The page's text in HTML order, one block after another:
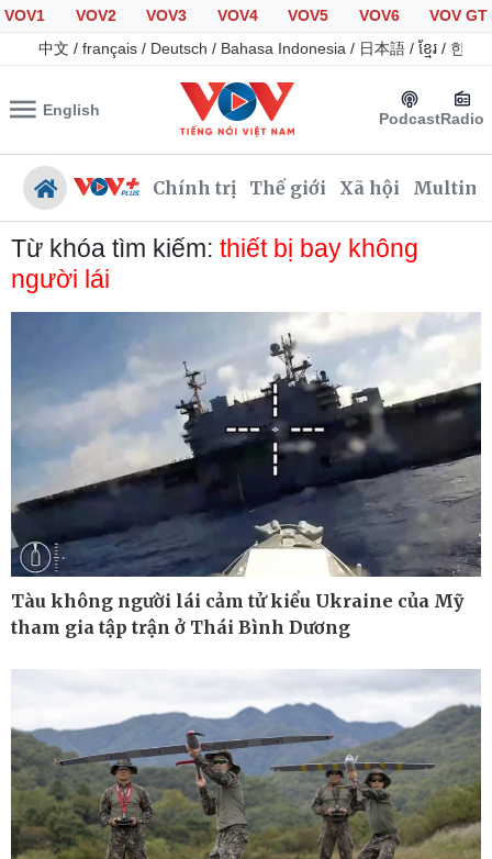
VOV1 VOV2 VOV3 VOV4 VOV5 VOV6
VOV GT
中文 / français / Deutsch / Bahasa Indonesia / 日本語 / ខ្មែរ / 한국
English PodcastRadio
Chính trị Thế giới Xã hội
Quốc hội
Nhận diện sự thật
Xã hội
Tin 24h
Giáo dục
Dự báo thời tiết
Dấu ấn VOV
Việc làm
Biển đảo
Từ khóa tìm kiếm: thiết bị bay không
người lái
Tàu không người lái cảm tử kiểu Ukraine của Mỹ
tham gia tập trận ở Thái Bình Dương